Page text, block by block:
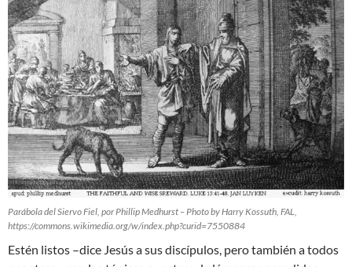
Parábola del Siervo Fiel, por Phillip Medhurst – Photo by Harry Kossuth, FAL,
https://commons.wikimedia.org/w/index.php?curid=7550884
Estén listos –dice Jesús a sus discípulos, pero también a todos